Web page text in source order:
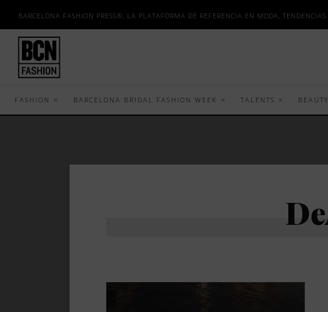
BARCELONA FASHION PRESS®, LA PLATAFORMA DE REFERENCIA EN MODA, TENDENCIAS
FASHION BARCELONA BRIDAL FASHION WEEK TALENTS BEAUTY